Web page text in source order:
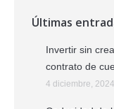
Últimas
Invertir sin
contrato de
4 diciembre, 2024